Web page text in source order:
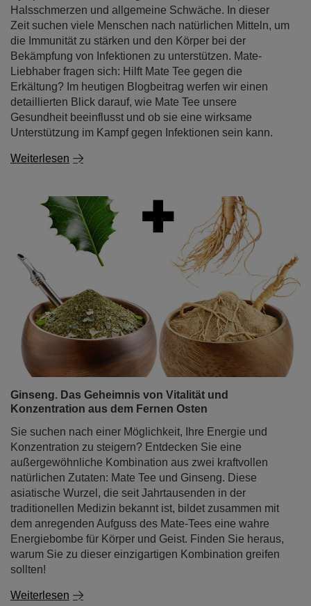
Halsschmerzen und allgemeine Schwäche. In dieser
Zeit suchen viele Menschen nach natürlichen Mitteln, um
die Immunität zu stärken und den Körper bei der
Bekämpfung von Infektionen zu unterstützen. Mate-
Liebhaber fragen sich: Hilft Mate Tee gegen die
Erkältung? Im heutigen Blogbeitrag werfen wir einen
detaillierten Blick darauf, wie Mate Tee unsere
Gesundheit beeinflusst und ob sie eine wirksame
Unterstützung im Kampf gegen Infektionen sein kann.
Weiterlesen
Ginseng. Das Geheimnis von Vitalität und
Konzentration aus dem Fernen Osten
Sie suchen nach einer Möglichkeit, Ihre Energie und
Konzentration zu steigern? Entdecken Sie eine
außergewöhnliche Kombination aus zwei kraftvollen
natürlichen Zutaten: Mate Tee und Ginseng. Diese
asiatische Wurzel, die seit Jahrtausenden in der
traditionellen Medizin bekannt ist, bildet zusammen mit
dem anregenden Aufguss des Mate-Tees eine wahre
Energiebombe für Körper und Geist. Finden Sie heraus,
warum Sie zu dieser einzigartigen Kombination greifen
sollten!
Weiterlesen